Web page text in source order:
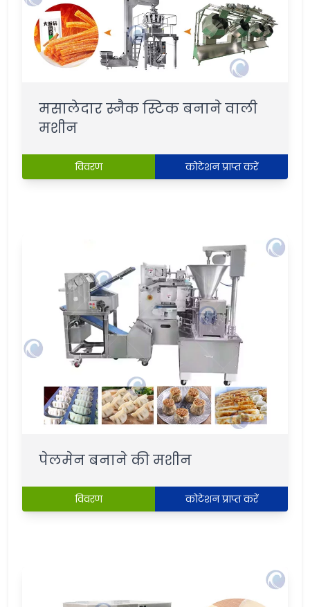
मसालेदार स्नैक स्टिक बनाने वाली
मशीन
विवरण कोटेशन प्राप्त करें
पेलमेन बनाने की मशीन
विवरण कोटेशन प्राप्त करें